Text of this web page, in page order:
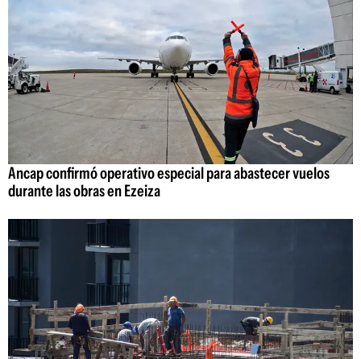
Ancap confirmó operativo especial para abastecer vuelos
durante las obras en Ezeiza